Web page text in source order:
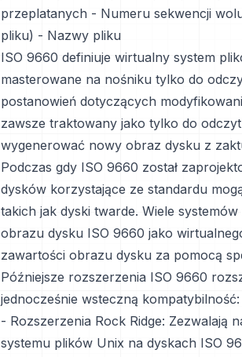
przeplatanych - Numeru sekwencji
pliku) - Nazwy pliku
ISO 9660 definiuje wirtualny system
masterowane na nośniku tylko do
postanowień dotyczących
zawsze traktowany jako tylko do
wygenerować nowy obraz dysku z
Podczas gdy ISO 9660 został
dysków korzystające ze standardu
takich jak dyski twarde. Wiele
obrazu dysku ISO 9660 jako
zawartości obrazu dysku za pomocą
Późniejsze rozszerzenia ISO 9660
jednocześnie wsteczną kompatybilność:
- Rozszerzenia Rock Ridge: Zezwalają
systemu plików Unix na dyskach ISO